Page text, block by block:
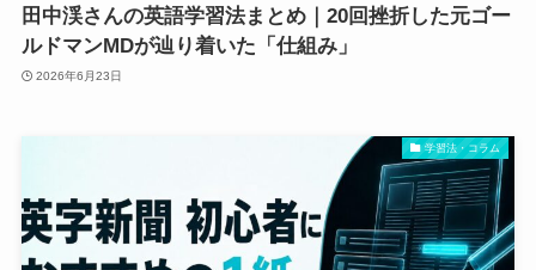
田中渓さんの英語学習法まとめ｜20回挫折した元ゴー
ルドマンMDが辿り着いた「仕組み」
2026年6月23日
学習法・コラム